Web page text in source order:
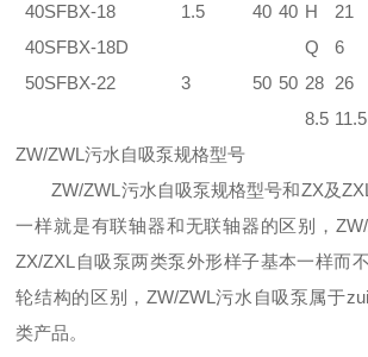
40SFBX-18
40SFBX-18D
1.5 40 40 H 21
Q
6
50SFBX-22
3 50 50 28 26
8.5 11.5
ZW/ZWL污水自吸泵规格型号
ZW/ZWL污水自吸泵规格型号和ZX及
一样就是有联轴器和无联轴器的区别，
ZX/ZXL自吸泵两类泵外形样子基本一样而
轮结构的区别，ZW/ZWL污水自吸泵属于
类产品。